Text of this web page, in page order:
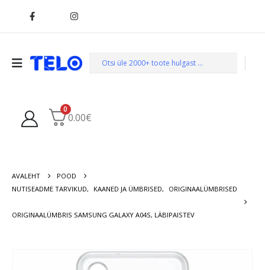
0
0.00€
AVALEHT
POOD
NUTISEADME TARVIKUD, KAANED JA ÜMBRISED, ORIGINAALÜMBRISED
ORIGINAALÜMBRIS SAMSUNG GALAXY A04S, LÄBIPAISTEV